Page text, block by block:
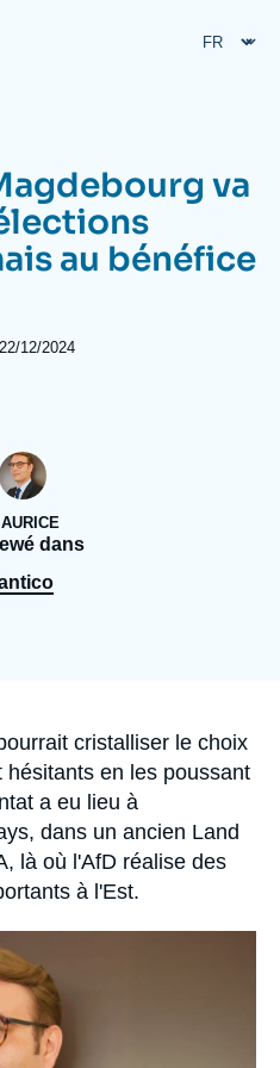
va
au bénéfice
22/12/2024
dans
cristalliser le choix
en les poussant
a eu lieu à
dans un ancien Land
là où l'AfD réalise des
à l'Est.